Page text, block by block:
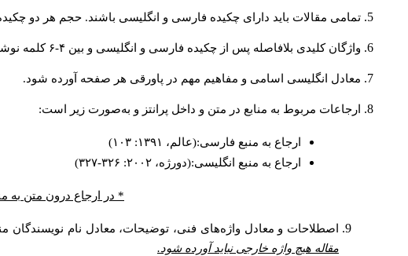
تمامی مقالات باید دارای چکیده فارسی و انگلیسی باشند. حجم هر دو چکیده کمتر از ۲۰۰ و بیشتر از ۲۵۰
واژگان کلیدی بلافاصله پس از چکیده فارسی و انگلیسی و بین ۴-۶ کلمه نوشته شود.
معادل انگلیسی اسامی و مفاهیم مهم در پاورقی هر صفحه آورده شود.
ارجاعات مربوط به منابع در متن و داخل پرانتز و به‌صورت زیر است:
ارجاع به منبع فارسی:(عالم، ۱۳۹۱: ۱۰۳)
ارجاع به منبع انگلیسی:(دورژه، ۲۰۰۲: ۳۲۶-۳۲۷)
* در ارجاع درون متن به
اصطلاحات و معادل واژه‌های فنی، توضیحات، معادل نام
مقاله هیچ واژه خارجی نباید آورده شود.